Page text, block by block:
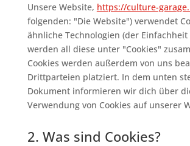
Unsere Website, https://culture-
folgenden: "Die Website") verwendet
ähnliche Technologien (der
werden all diese unter "Cookies"
Cookies werden außerdem von uns
Drittparteien platziert. In dem unten
Dokument informieren wir dich über
Verwendung von Cookies auf unserer
2. Was sind Cookies?